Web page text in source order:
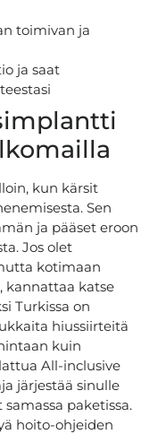
toimivan ja
ja saat
kun kärsit
Sen
ja pääset eroon
Jos olet
kotimaan
kannattaa katse
Turkissa on
hiussiirteitä
kuin
All-inclusive
järjestää sinulle
paketissa.
hoito-ohjeiden